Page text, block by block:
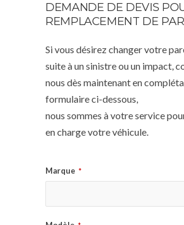
DEMANDE DE DEVIS
REMPLACEMENT DE
Si vous désirez changer votre
suite à un sinistre ou un impact,
nous dès maintenant en
formulaire ci-dessous,
nous sommes à votre service
en charge votre véhicule.
Marque *